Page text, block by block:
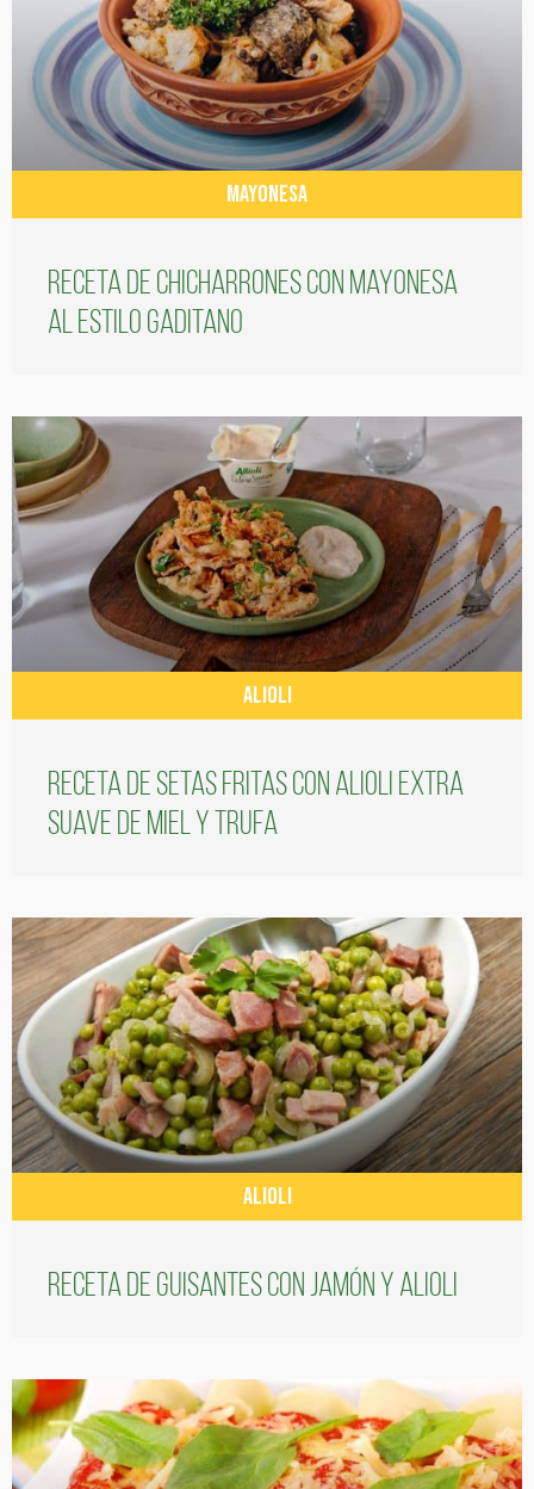
MAYONESA
Receta de chicharrones con mayonesa
al estilo gaditano
ALIOLI
Receta de setas fritas con alioli extra
suave de miel y trufa
ALIOLI
Receta de guisantes con jamón y alioli